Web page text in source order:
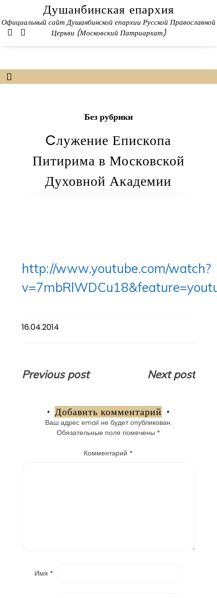
content
Душанбинская епархия
Официальный сайт Душанбинской епархии Русской Православной
Церкви (Московский Патриархат)
Без рубрики
Cлужение Епископа
Питирима в Московской
Духовной Академии
http://www.youtube.com/watch?
16.04.2014
Навигация
записям
Previous post Next post
Добавить комментарий
Ваш адрес email не будет опубликован.
Обязательные поля помечены *
Комментарий*
Имя *